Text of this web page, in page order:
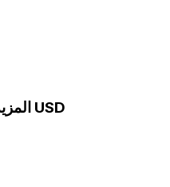
المزيد من الرسوم البيانية المباشرة USD